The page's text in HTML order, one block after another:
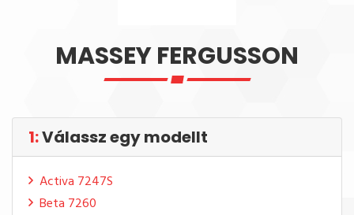
MASSEY FERGUSSON
1:Válassz egy modellt
Activa 7247S
Beta 7260